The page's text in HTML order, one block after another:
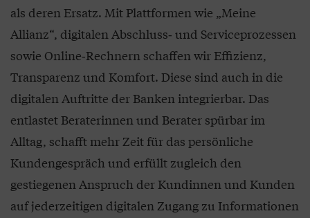
als deren Ersatz. Mit Plattformen wie „Meine
Allianz“, digitalen Abschluss‑ und Serviceprozessen
sowie Online‑Rechnern schaffen wir Effizienz,
Transparenz und Komfort. Diese sind auch in die
digitalen Auftritte der Banken integrierbar. Das
entlastet Beraterinnen und Berater spürbar im
Alltag, schafft mehr Zeit für das persönliche
Kundengespräch und erfüllt zugleich den
gestiegenen Anspruch der Kundinnen und Kunden
auf jederzeitigen digitalen Zugang zu Informationen